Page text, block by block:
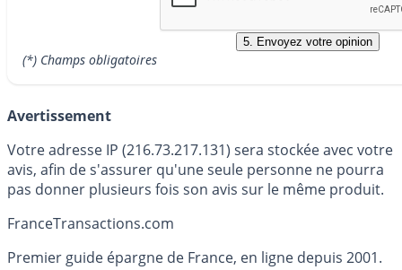
(*) Champs obligatoires
Avertissement
Votre adresse IP (216.73.217.131) sera stockée avec votre
avis, afin de s'assurer qu'une seule personne ne pourra
pas donner plusieurs fois son avis sur le même produit.
FranceTransactions.com
Premier guide épargne de France, en ligne depuis 2001.